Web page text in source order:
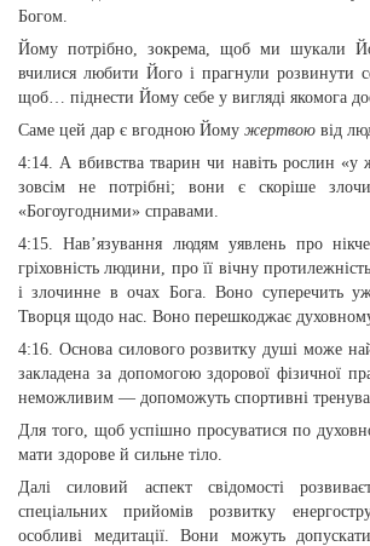
Богом.
Йому потрібно, зокрема, щоб ми шукали
вчилися любити Його і прагнули розвинути
щоб… піднести Йому себе у вигляді якомога
Саме цей дар є вгодною Йому жертвою від
4:14. А вбивства тварин чи навіть рослин «у
зовсім не потрібні; вони є скоріше
«Богоугодними» справами.
4:15. Нав’язування людям уявлень про
гріховність людини, про її вічну
і злочинне в очах Бога. Воно суперечить
Творця щодо нас. Воно перешкоджає
4:16. Основа силового розвитку душі може
закладена за допомогою здорової фізичної
неможливим — допоможуть спортивні
Для того, щоб успішно просуватися по
мати здорове й сильне тіло.
Далі силовий аспект свідомості
спеціальних прийомів розвитку
особливі медитації. Вони можуть